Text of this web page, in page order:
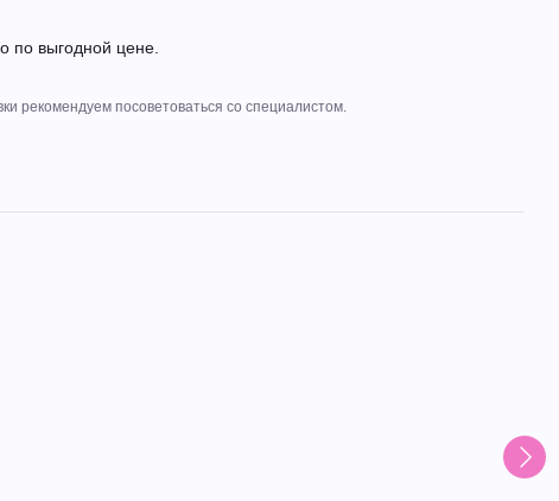
по выгодной цене.
рекомендуем посоветоваться со специалистом.